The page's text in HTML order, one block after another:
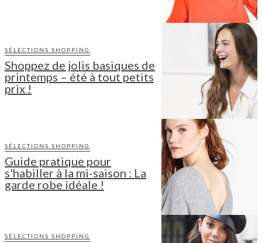
SÉLECTIONS SHOPPING
Shoppez de jolis basiques de
printemps – été à tout petits
prix !
SÉLECTIONS SHOPPING
Guide pratique pour
s'habiller à la mi-saison : La
garde robe idéale !
SÉLECTIONS SHOPPING